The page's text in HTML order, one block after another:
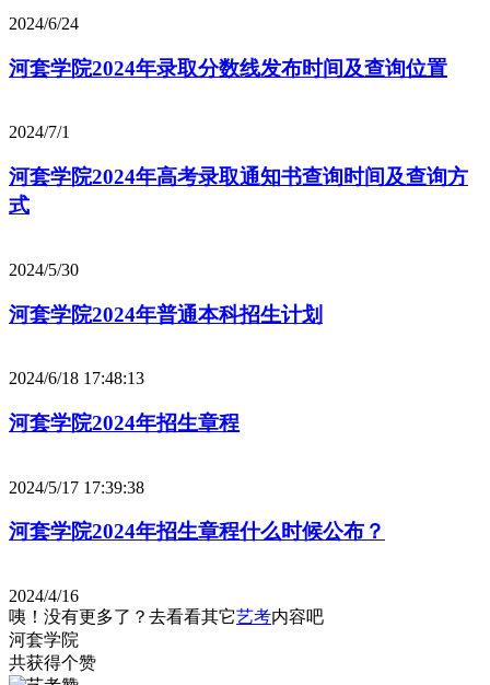
2024/6/24
河套学院2024年录取分数线发布时间及查询位置
2024/7/1
河套学院2024年高考录取通知书查询时间及查询方
式
2024/5/30
河套学院2024年普通本科招生计划
2024/6/18 17:48:13
河套学院2024年招生章程
2024/5/17 17:39:38
河套学院2024年招生章程什么时候公布？
2024/4/16
咦！没有更多了？去看看其它艺考内容吧
河套学院
共获得个赞